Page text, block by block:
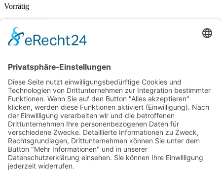
Vorrätig
Tropfen
zum
15-
cm
mundgeblasen
gold
bunt
Menge
In den Warenkorb
Vergleichen
Beginnen Sie mit der Eingabe, um die gewünschten Beiträge
anzuzeigen.
Kostenloser Versand ab 75,- €
Handgefertigt in Europa
Perfekt als Geschenk